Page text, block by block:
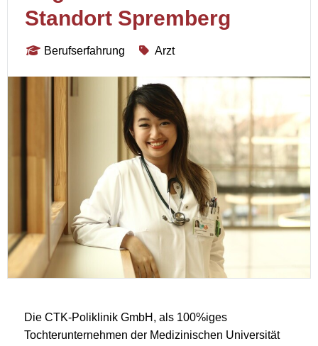
Standort Spremberg
Berufserfahrung Arzt
Die CTK-Poliklinik GmbH, als 100%iges
Tochterunternehmen der Medizinischen Universität